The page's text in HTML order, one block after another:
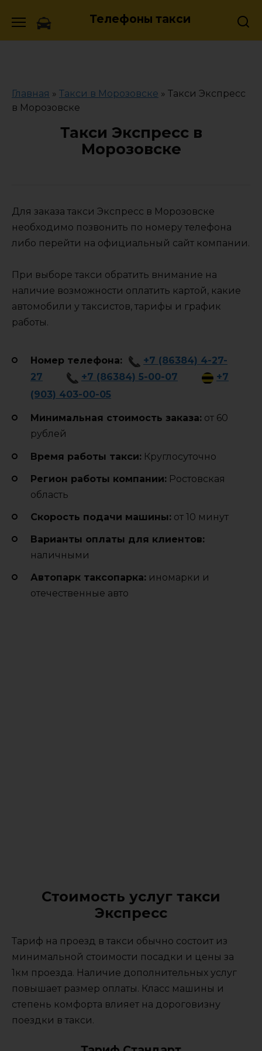
Телефоны такси
Главная » Такси в Морозовске » Такси Экспресс
в Морозовске
Такси Экспресс в
Морозовске
Для заказа такси Экспресс в Морозовске
необходимо позвонить по номеру телефона
либо перейти на официальный сайт компании.
При выборе такси обратить внимание на
наличие возможности оплатить картой, какие
автомобили у таксистов, тарифы и график
работы.
Номер телефона:
+7 (86384) 4-27-
27
+7 (86384) 5-00-07
+7
(903) 403-00-05
Минимальная стоимость заказа: от 60
рублей
Время работы такси: Круглосуточно
Регион работы компании: Ростовская
область
Cкорость подачи машины: от 10 минут
Варианты оплаты для клиентов:
наличными
Автопарк таксопарка: иномарки и
отечественные авто
Стоимость услуг такси
Экспресс
Тариф на проезд в такси обычно состоит из
минимальной стоимости посадки и цены за
1км проезда. Наличие дополнительных услуг
повышает размер оплаты. Класс машины и
степень комфорта влияет на дороговизну
поездки в такси.